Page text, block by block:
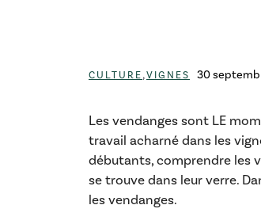
Catégories
CULTURE ,VIGNES 30
Les vendanges sont LE
travail acharné dans les
débutants, comprendre les
se trouve dans leur verre.
les vendanges.